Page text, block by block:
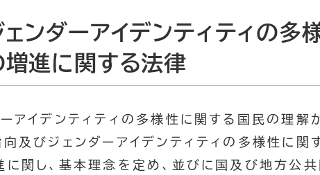
ンダーアイデンティティの多
進に関する法律
アイデンティティの多様性に関する国民の理解
及びジェンダーアイデンティティの多様性に関
関し、基本理念を定め、並びに国及び地方公